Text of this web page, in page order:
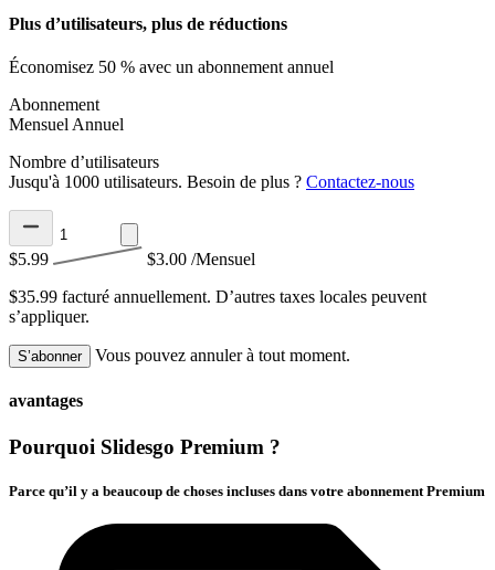
Plus d’utilisateurs, plus de réductions
Économisez 50 % avec un abonnement annuel
Abonnement
Mensuel Annuel
Nombre d’utilisateurs
Jusqu'à 1000 utilisateurs. Besoin de plus ? Contactez-nous
$5.99 $3.00 /Mensuel
$35.99 facturé annuellement. D’autres taxes locales peuvent
s’appliquer.
S’abonner Vous pouvez annuler à tout moment.
avantages
Pourquoi Slidesgo Premium ?
Parce qu’il y a beaucoup de choses incluses dans votre abonnement Premium